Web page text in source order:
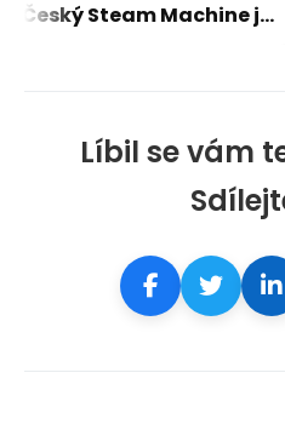
Líbil se vám
Český Steam Machine je tu. Alza začíná prodávat herní sestavy s Linuxem, který je skvělou náhradou za Windows